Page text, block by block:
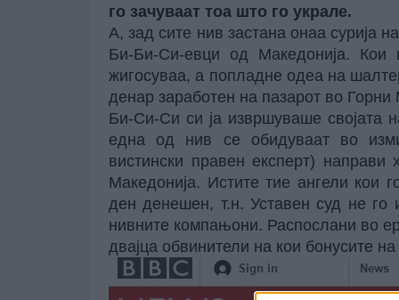
го зачуваат тоа што го украле.
А, зад сите нив застана онаа сурија
Би-Би-Си-евци од Македонија. Кои
жигосуваа, а попладне одеа на
денар заработен на пазарот во
Би-Си-Си си ја извршуваше својата
една од нив се обидуваат во
вистински правен експерт) направи
Македонија. Истите тие ангели кои
ден денешен, т.н. Уставен суд не го
нивните компањони. Распослани во
двајца обвинители на кои бонусите